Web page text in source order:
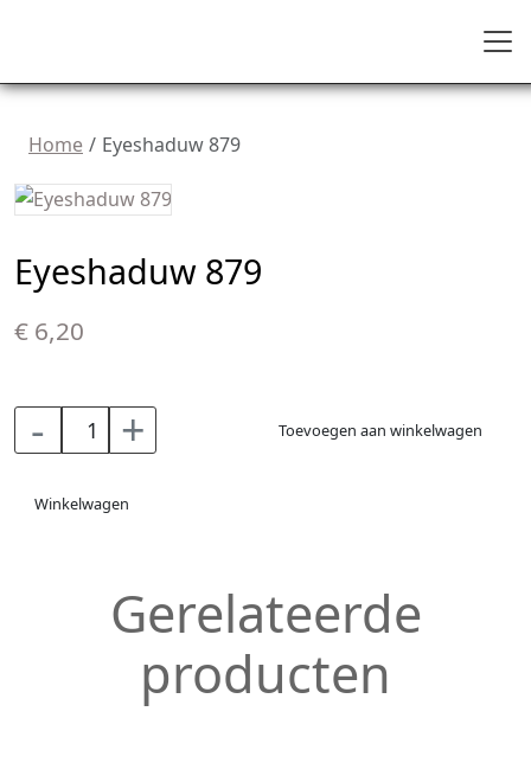
Home Eyeshaduw 879
Eyeshaduw 879
€ 6,20
- + Toevoegen aan winkelwagen
Winkelwagen
Gerelateerde
producten